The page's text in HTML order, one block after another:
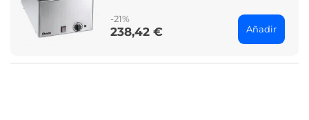
-21%
Price
238,42 € Añadir